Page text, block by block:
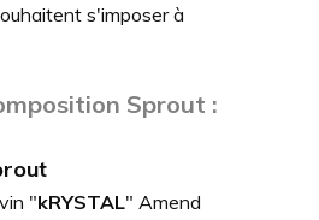
s'imposer à
Sprout :
"kRYSTAL" Amend